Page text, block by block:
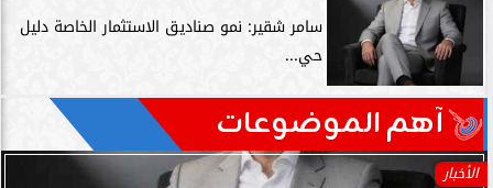
سامر شقير: نمو صناديق الاستثمار الخاصة دليل
حي...
آهم الموضوعات
الأخبار